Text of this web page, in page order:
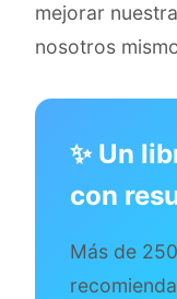
mejorar
nosotros
✨ Un
con
Más de